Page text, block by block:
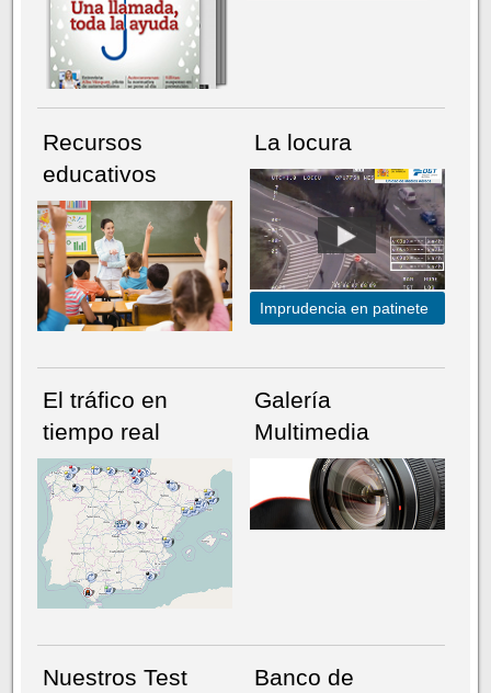
NÚMERO ACTUALHEMEROTECA
Recursos
educativos
La locura
Imprudencia en patinete
El tráfico en
tiempo real
Galería
Multimedia
Nuestros Test Banco de